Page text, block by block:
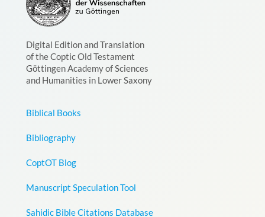
Digital Edition and Translation
of the Coptic Old Testament
Göttingen Academy of Sciences
and Humanities in Lower Saxony
Biblical Books
Bibliography
CoptOT Blog
Manuscript Speculation Tool
Sahidic Bible Citations Database